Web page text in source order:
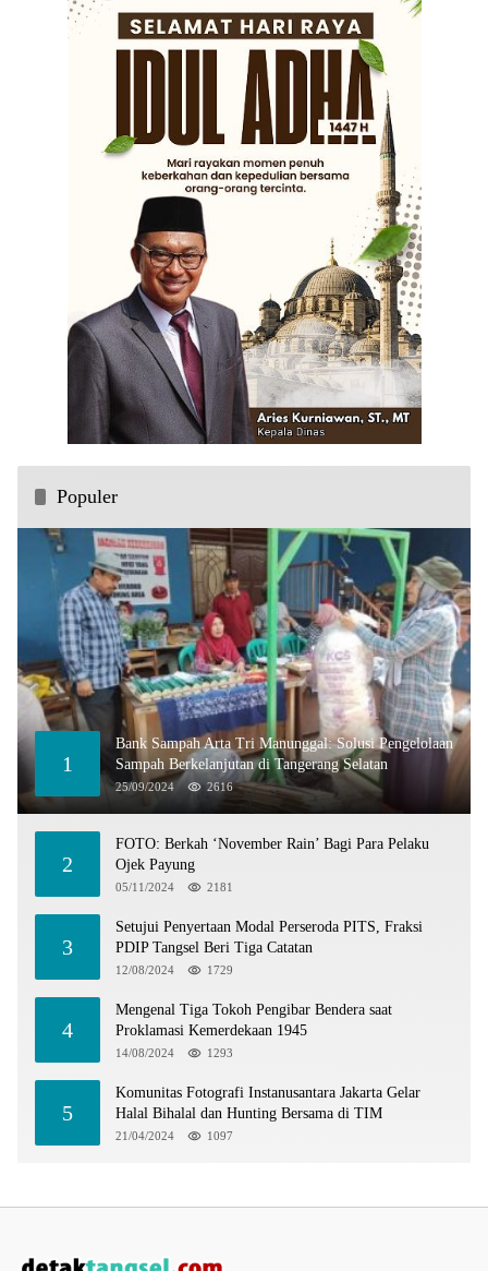
Populer
1
Bank Sampah Arta Tri Manunggal: Solusi Pengelolaan
Sampah Berkelanjutan di Tangerang Selatan
25/09/2024 2616
2
FOTO: Berkah ‘November Rain’ Bagi Para Pelaku
Ojek Payung
05/11/2024 2181
3
Setujui Penyertaan Modal Perseroda PITS, Fraksi
PDIP Tangsel Beri Tiga Catatan
12/08/2024 1729
4
Mengenal Tiga Tokoh Pengibar Bendera saat
Proklamasi Kemerdekaan 1945
14/08/2024 1293
5
Komunitas Fotografi Instanusantara Jakarta Gelar
Halal Bihalal dan Hunting Bersama di TIM
21/04/2024 1097